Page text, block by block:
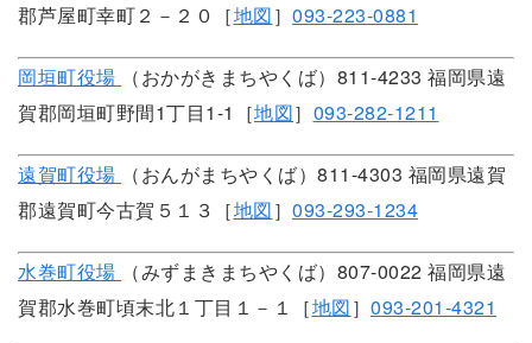
郡芦屋町幸町２－２０［地図］ 093-223-0881
岡垣町役場
（おかがきまちやくば）811-4233 福岡県遠
賀郡岡垣町野間1丁目1-1［地図］ 093-282-1211
遠賀町役場
（おんがまちやくば）811-4303 福岡県遠賀
郡遠賀町今古賀５１３［地図］ 093-293-1234
水巻町役場
（みずまきまちやくば）807-0022 福岡県遠
賀郡水巻町頃末北１丁目１－１［地図］ 093-201-4321